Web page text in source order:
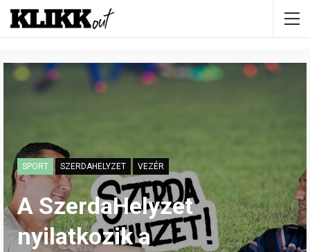
SPORT SZERDAHELYZET VEZÉR
A SzerdaHelyzet
nyilatkozik a